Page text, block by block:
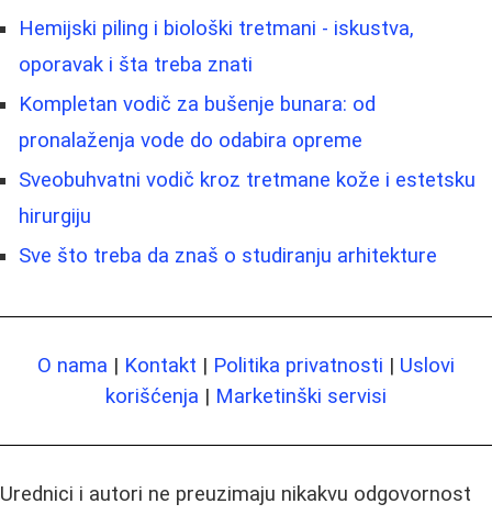
Hemijski piling i biološki tretmani - iskustva,
oporavak i šta treba znati
Kompletan vodič za bušenje bunara: od
pronalaženja vode do odabira opreme
Sveobuhvatni vodič kroz tretmane kože i estetsku
hirurgiju
Sve što treba da znaš o studiranju arhitekture
O nama | Kontakt | Politika privatnosti | Uslovi
korišćenja | Marketinški servisi
Urednici i autori ne preuzimaju nikakvu odgovornost